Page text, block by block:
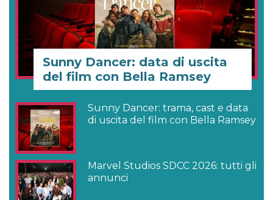
Sunny Dancer: data di uscita
del film con Bella Ramsey
Sunny Dancer: trama, cast e data
di uscita del film con Bella Ramsey
Marvel Studios SDCC 2026: tutti gli
annunci